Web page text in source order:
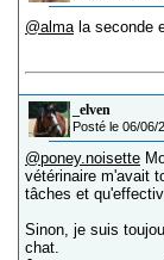
@alma la seconde
_elven
Posté le 06/06/
@poney.noisette
vétérinaire m'avait
tâches et
Sinon, je suis
chat.